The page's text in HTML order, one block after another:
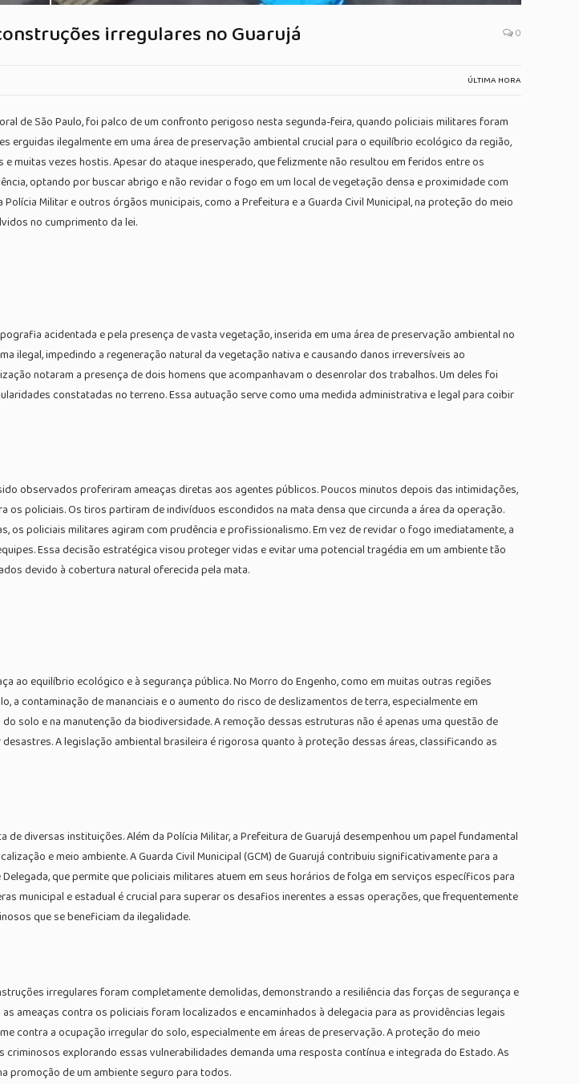
irregulares no Guarujá 0
ÚLTIMA HORA
de São Paulo, foi palco de um confronto perigoso nesta segunda-feira, quando policiais militares foram
ilegalmente em uma área de preservação ambiental crucial para o equilíbrio ecológico da região,
vezes hostis. Apesar do ataque inesperado, que felizmente não resultou em feridos entre os
optando por buscar abrigo e não revidar o fogo em um local de vegetação densa e proximidade com
Militar e outros órgãos municipais, como a Prefeitura e a Guarda Civil Municipal, na proteção do meio
no cumprimento da lei.
acidentada e pela presença de vasta vegetação, inserida em uma área de preservação ambiental no
ilegal, impedindo a regeneração natural da vegetação nativa e causando danos irreversíveis ao
notaram a presença de dois homens que acompanhavam o desenrolar dos trabalhos. Um deles foi
constatadas no terreno. Essa autuação serve como uma medida administrativa e legal para coibir
observados proferiram ameaças diretas aos agentes públicos. Poucos minutos depois das intimidações,
policiais. Os tiros partiram de indivíduos escondidos na mata densa que circunda a área da operação.
policiais militares agiram com prudência e profissionalismo. Em vez de revidar o fogo imediatamente, a
Essa decisão estratégica visou proteger vidas e evitar uma potencial tragédia em um ambiente tão
devido à cobertura natural oferecida pela mata.
ao equilíbrio ecológico e à segurança pública. No Morro do Engenho, como em muitas outras regiões
contaminação de mananciais e o aumento do risco de deslizamentos de terra, especialmente em
solo e na manutenção da biodiversidade. A remoção dessas estruturas não é apenas uma questão de
A legislação ambiental brasileira é rigorosa quanto à proteção dessas áreas, classificando as
diversas instituições. Além da Polícia Militar, a Prefeitura de Guarujá desempenhou um papel fundamental
e meio ambiente. A Guarda Civil Municipal (GCM) de Guarujá contribuiu significativamente para a
que permite que policiais militares atuem em seus horários de folga em serviços específicos para
municipal e estadual é crucial para superar os desafios inerentes a essas operações, que frequentemente
que se beneficiam da ilegalidade.
irregulares foram completamente demolidas, demonstrando a resiliência das forças de segurança e
ameaças contra os policiais foram localizados e encaminhados à delegacia para as providências legais
contra a ocupação irregular do solo, especialmente em áreas de preservação. A proteção do meio
explorando essas vulnerabilidades demanda uma resposta contínua e integrada do Estado. As
promoção de um ambiente seguro para todos.